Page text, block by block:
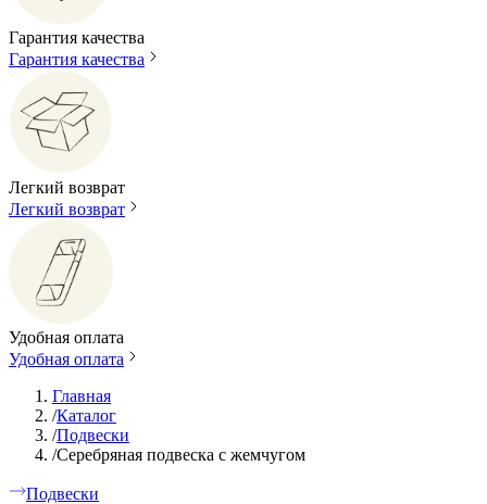
Гарантия качества
Гарантия качества
Легкий возврат
Легкий возврат
Удобная оплата
Удобная оплата
Главная
/Каталог
/Подвески
/Серебряная подвеска с жемчугом
Подвески